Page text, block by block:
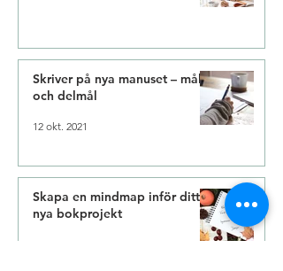
Skriver på nya manuset – mål
och delmål
12 okt. 2021
Skapa en mindmap inför ditt
nya bokprojekt